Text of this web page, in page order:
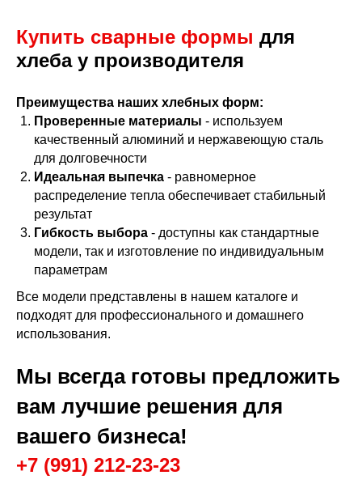
Купить сварные формы для
хлеба у производителя
Преимущества наших хлебных форм:
Проверенные материалы - используем
качественный алюминий и нержавеющую сталь
для долговечности
Идеальная выпечка - равномерное
распределение тепла обеспечивает стабильный
результат
Гибкость выбора - доступны как стандартные
модели, так и изготовление по индивидуальным
параметрам
Все модели представлены в нашем каталоге и
подходят для профессионального и домашнего
использования.
Мы всегда готовы предложить
вам лучшие решения для
вашего бизнеса!
+7 (991) 212-23-23